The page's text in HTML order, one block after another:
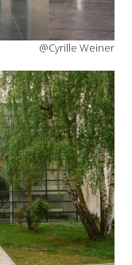
@Cyrille Weiner